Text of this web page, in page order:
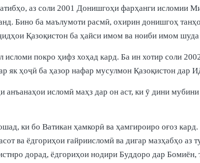
аз соли 2001 Донишгоҳи фарҳанги исломии
Бино ба маълумоти расмӣ, охирин донишгоҳ
Қазоқистон ба ҳайси имом ва ноиби имом
исломи покро ҳифз хоҳад кард. Ба ин хотир соли
ҳоҷӣ ба ҳазор нафар мусулмон Қазоқистон дар
исломӣ маҳз дар он аст, ки ӯ дини
ки бо Ватикан ҳамкорӣ ва ҳамгироиро оғоз
ва ёдгориҳои ғайриисломӣ ва дигар мазҳабҳо аз
дорад, ёдгориҳои нодири Буддоро дар